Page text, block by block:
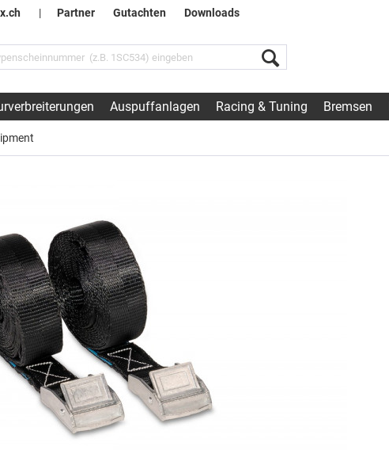
| Partner Gutachten Downloads
Auspuffanlagen Racing & Tuning Bremsen